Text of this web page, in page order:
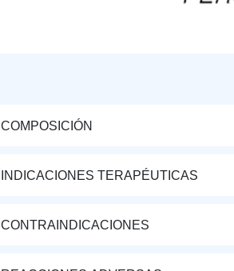
COMPOSICIÓN
INDICACIONES TERAPÉUTICAS
CONTRAINDICACIONES